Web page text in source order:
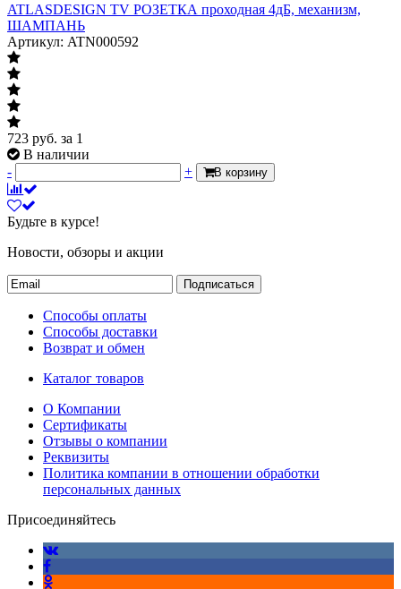
ATLASDESIGN TV РОЗЕТКА проходная 4дБ, механизм,
ШАМПАНЬ
Артикул: ATN000592
723 руб. за 1
В наличии
-
+ В корзину
Будьте в курсе!
Новости, обзоры и акции
Подписаться
Способы оплаты
Способы доставки
Возврат и обмен
Каталог товаров
О Компании
Сертификаты
Отзывы о компании
Реквизиты
Политика компании в отношении обработки
персональных данных
Присоединяйтесь